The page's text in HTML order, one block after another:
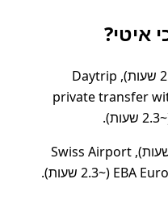
איטי?
מפעיל #28254 (~2.3 שעות), Daytrip
private transfer
AlpTransfer (~2.5 שעות), Swiss Airport